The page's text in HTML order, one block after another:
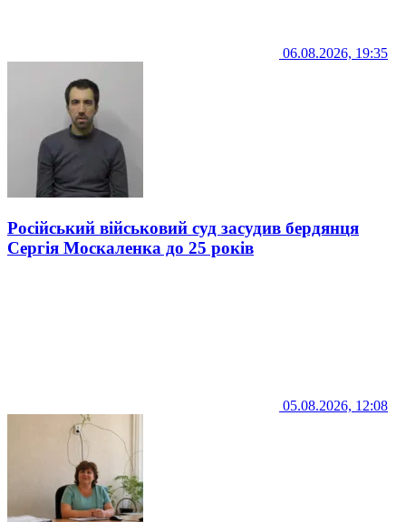
06.08.2026, 19:35
Російський військовий суд засудив бердянця
Сергія Москаленка до 25 років
05.08.2026, 12:08